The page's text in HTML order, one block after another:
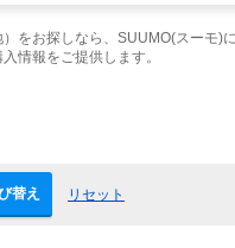
をお探しなら、SUUMO(スーモ
情報をご提供します。
替え リセット